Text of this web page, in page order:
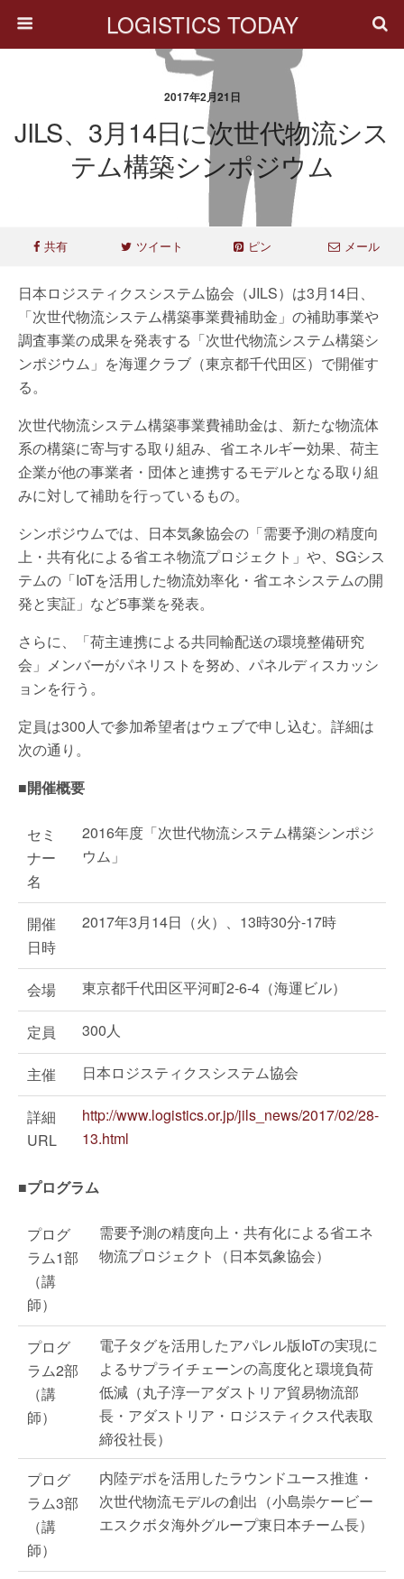
LOGISTICS TODAY
2017年2月21日
JILS、3月14日に次世代物流シス
テム構築シンポジウム
共有 ツイート ピン メール
日本ロジスティクスシステム協会（JILS）は3月14日、
「次世代物流システム構築事業費補助金」の補助事業や
調査事業の成果を発表する「次世代物流システム構築シ
ンポジウム」を海運クラブ（東京都千代田区）で開催す
る。
次世代物流システム構築事業費補助金は、新たな物流体
系の構築に寄与する取り組み、省エネルギー効果、荷主
企業が他の事業者・団体と連携するモデルとなる取り組
みに対して補助を行っているもの。
シンポジウムでは、日本気象協会の「需要予測の精度向
上・共有化による省エネ物流プロジェクト」や、SGシス
テムの「IoTを活用した物流効率化・省エネシステムの開
発と実証」など5事業を発表。
さらに、「荷主連携による共同輸配送の環境整備研究
会」メンバーがパネリストを努め、パネルディスカッシ
ョンを行う。
定員は300人で参加希望者はウェブで申し込む。詳細は
次の通り。
■開催概要
セミ
ナー
名
2016年度「次世代物流システム構築シンポジ
ウム」
開催
日時
2017年3月14日（火）、13時30分-17時
会場 東京都千代田区平河町2-6-4（海運ビル）
定員 300人
主催 日本ロジスティクスシステム協会
詳細
URL
http://www.logistics.or.jp/jils_news/2017/02/28-
13.html
■プログラム
プログ
ラム1部
（講
師）
需要予測の精度向上・共有化による省エネ
物流プロジェクト（日本気象協会）
プログ
ラム2部
（講
師）
電子タグを活用したアパレル版IoTの実現に
よるサプライチェーンの高度化と環境負荷
低減（丸子淳一アダストリア貿易物流部
長・アダストリア・ロジスティクス代表取
締役社長）
プログ
ラム3部
（講
師）
内陸デポを活用したラウンドユース推進・
次世代物流モデルの創出（小島崇ケービー
エスクボタ海外グループ東日本チーム長）